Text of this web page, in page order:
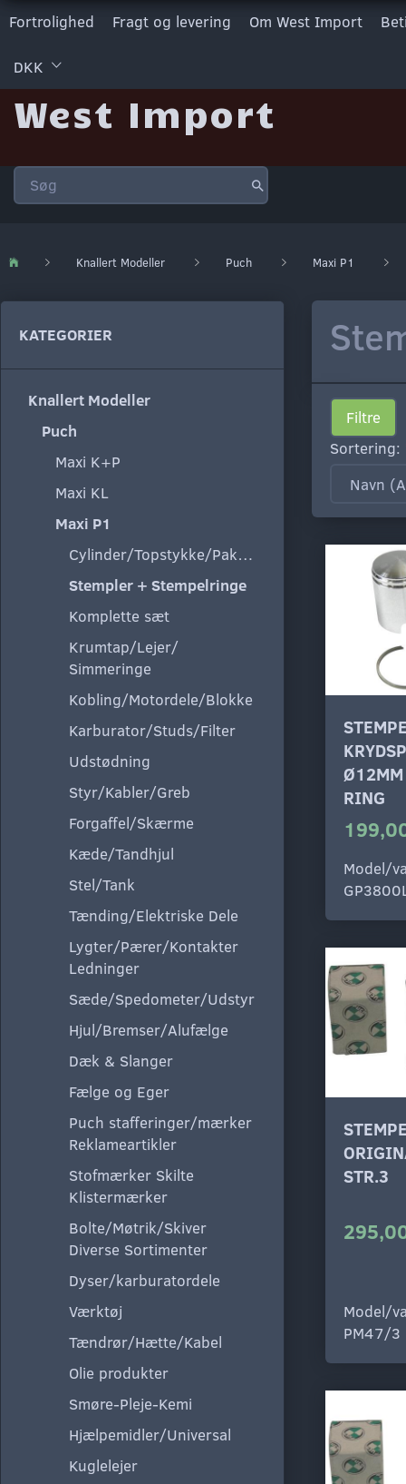
Fortrolighed Fragt og levering Om West Import
DKK
West Import
Knallert Modeller Puch Maxi P1
KATEGORIER
Knallert Modeller
Puch
Maxi K+P
Maxi KL
Maxi P1
Cylinder/Topstykke/Pakning
Stempler + Stempelringe
Komplette sæt
Krumtap/Lejer/
Simmeringe
Kobling/Motordele/Blokke
Karburator/Studs/Filter
Udstødning
Styr/Kabler/Greb
Forgaffel/Skærme
Kæde/Tandhjul
Stel/Tank
Tænding/Elektriske Dele
Lygter/Pærer/Kontakter
Ledninger
Sæde/Spedometer/Udstyr
Hjul/Bremser/Alufælge
Dæk & Slanger
Fælge og Eger
Puch stafferinger/mærker
Reklameartikler
Stofmærker Skilte
Klistermærker
Bolte/Møtrik/Skiver
Diverse Sortimenter
Dyser/karburatordele
Værktøj
Tændrør/Hætte/Kabel
Olie produkter
Smøre-Pleje-Kemi
Hjælpemidler/Universal
Kuglelejer
Filtre
Sortering:
Ø12MM
RING
Model/
STR.3
Model/
PM47/3